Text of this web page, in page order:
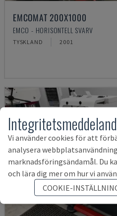
EMCOMAT 200X1000
EMCO - HORISONTELL SVARV
TYSKLAND 2001
Vi använder cookies för att
analysera
marknadsföringsändamål. Du
och lära dig mer om hur vi
COOKIE-